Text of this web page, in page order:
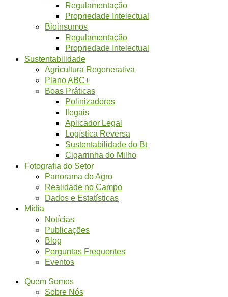
Regulamentação
Propriedade Intelectual
Bioinsumos
Regulamentação
Propriedade Intelectual
Sustentabilidade
Agricultura Regenerativa
Plano ABC+
Boas Práticas
Polinizadores
Ilegais
Aplicador Legal
Logística Reversa
Sustentabilidade do Bt
Cigarrinha do Milho
Fotografia do Setor
Panorama do Agro
Realidade no Campo
Dados e Estatísticas
Mídia
Notícias
Publicações
Blog
Perguntas Frequentes
Eventos
Quem Somos
Sobre Nós